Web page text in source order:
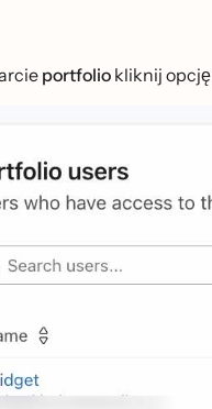
portfolio kliknij opcję